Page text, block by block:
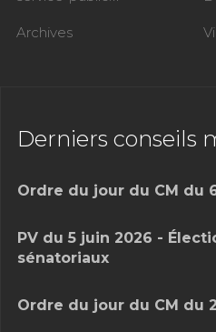
Archives
Derniers conseils
Ordre du jour du CM du
PV du 5 juin 2026 -
sénatoriaux
Ordre du jour du CM du